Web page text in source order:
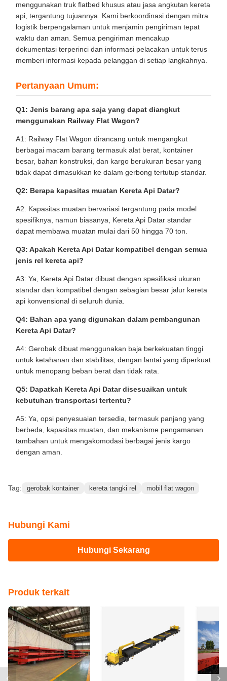
menggunakan truk flatbed khusus atau jasa angkutan kereta
api, tergantung tujuannya. Kami berkoordinasi dengan mitra
logistik berpengalaman untuk menjamin pengiriman tepat
waktu dan aman. Semua pengiriman mencakup
dokumentasi terperinci dan informasi pelacakan untuk terus
memberi informasi kepada pelanggan di setiap langkahnya.
Pertanyaan Umum:
Q1: Jenis barang apa saja yang dapat diangkut
menggunakan Railway Flat Wagon?
A1: Railway Flat Wagon dirancang untuk mengangkut
berbagai macam barang termasuk alat berat, kontainer
besar, bahan konstruksi, dan kargo berukuran besar yang
tidak dapat dimasukkan ke dalam gerbong tertutup standar.
Q2: Berapa kapasitas muatan Kereta Api Datar?
A2: Kapasitas muatan bervariasi tergantung pada model
spesifiknya, namun biasanya, Kereta Api Datar standar
dapat membawa muatan mulai dari 50 hingga 70 ton.
Q3: Apakah Kereta Api Datar kompatibel dengan semua
jenis rel kereta api?
A3: Ya, Kereta Api Datar dibuat dengan spesifikasi ukuran
standar dan kompatibel dengan sebagian besar jalur kereta
api konvensional di seluruh dunia.
Q4: Bahan apa yang digunakan dalam pembangunan
Kereta Api Datar?
A4: Gerobak dibuat menggunakan baja berkekuatan tinggi
untuk ketahanan dan stabilitas, dengan lantai yang diperkuat
untuk menopang beban berat dan tidak rata.
Q5: Dapatkah Kereta Api Datar disesuaikan untuk
kebutuhan transportasi tertentu?
A5: Ya, opsi penyesuaian tersedia, termasuk panjang yang
berbeda, kapasitas muatan, dan mekanisme pengamanan
tambahan untuk mengakomodasi berbagai jenis kargo
dengan aman.
Tag: gerobak kontainer kereta tangki rel mobil flat wagon
Hubungi Kami
Hubungi Sekarang
Produk terkait